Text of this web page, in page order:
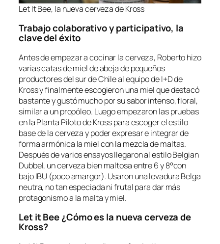
Let It Bee, la nueva cerveza de Kross
Trabajo colaborativo y participativo, la
clave del éxito
Antes de empezar a cocinar la cerveza, Roberto hizo
varias catas de miel de abeja de pequeños
productores del sur de Chile al equipo de I+D de
Kross y finalmente escogieron una miel que destacó
bastante y gustó mucho por su sabor intenso, floral,
similar a un propóleo. Luego empezaron las pruebas
en la Planta Piloto de Kross para escoger el estilo
base de la cerveza y poder expresar e integrar de
forma armónica la miel con la mezcla de maltas.
Después de varios ensayos llegaron al estilo Belgian
Dubbel, un cerveza bien maltosa entre 6 y 8°con
bajo IBU (poco amargor). Usaron una levadura Belga
neutra, no tan especiada ni frutal para dar más
protagonismo a la malta y miel.
Let it Bee ¿Cómo es la nueva cerveza de
Kross?